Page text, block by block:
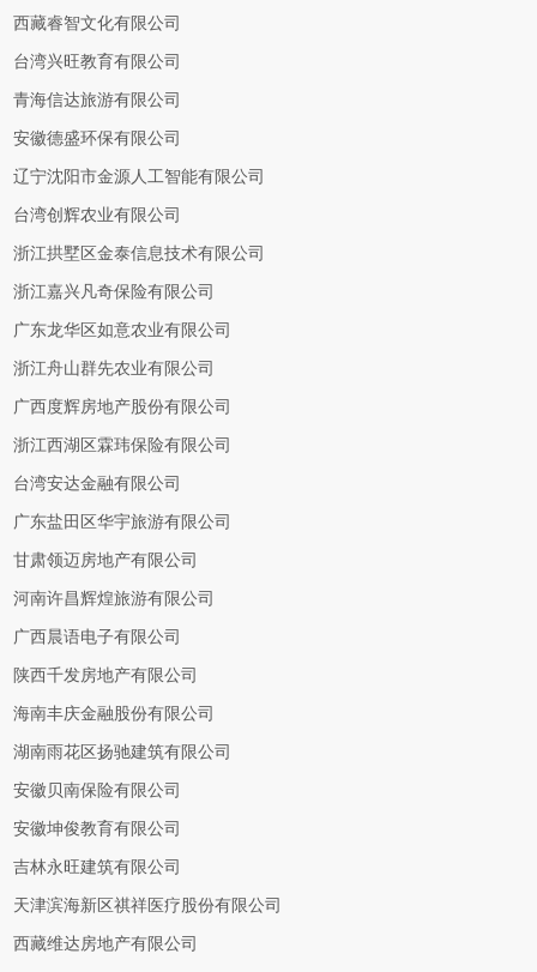
西藏睿智文化有限公司
台湾兴旺教育有限公司
青海信达旅游有限公司
安徽德盛环保有限公司
辽宁沈阳市金源人工智能有限公司
台湾创辉农业有限公司
浙江拱墅区金泰信息技术有限公司
浙江嘉兴凡奇保险有限公司
广东龙华区如意农业有限公司
浙江舟山群先农业有限公司
广西度辉房地产股份有限公司
浙江西湖区霖玮保险有限公司
台湾安达金融有限公司
广东盐田区华宇旅游有限公司
甘肃领迈房地产有限公司
河南许昌辉煌旅游有限公司
广西晨语电子有限公司
陕西千发房地产有限公司
海南丰庆金融股份有限公司
湖南雨花区扬驰建筑有限公司
安徽贝南保险有限公司
安徽坤俊教育有限公司
吉林永旺建筑有限公司
天津滨海新区祺祥医疗股份有限公司
西藏维达房地产有限公司